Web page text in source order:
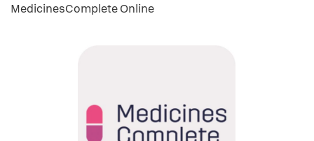
MedicinesComplete Online